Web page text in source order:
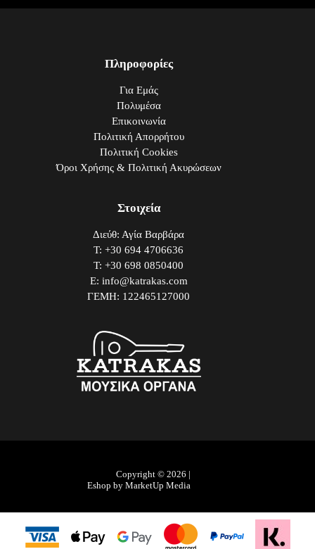
Πληροφορίες
Για Εμάς
Πολυμέσα
Επικοινωνία
Πολιτική Απορρήτου
Πολιτική Cookies
Όροι Χρήσης & Πολιτική Ακυρώσεων
Στοιχεία
Διεύθ: Αγία Βαρβάρα
Τ: +30 694 4706636
Τ: +30 698 0850400
E: info@katrakas.com
ΓΕΜΗ: 122465127000
Copyright © 2026 |
Eshop by MarketUp Media